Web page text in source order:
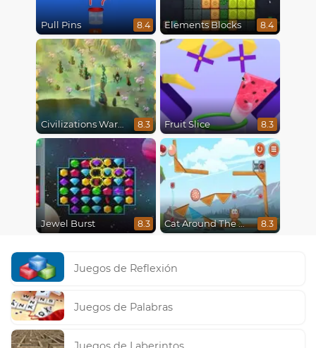
Pull Pins 8.4 Elements Blocks 8.4
Civilizations Wars Master Edition 8.3 Fruit Slice 8.3
Jewel Burst 8.3 Cat Around The World 8.3
Juegos de Reflexión
Juegos de Palabras